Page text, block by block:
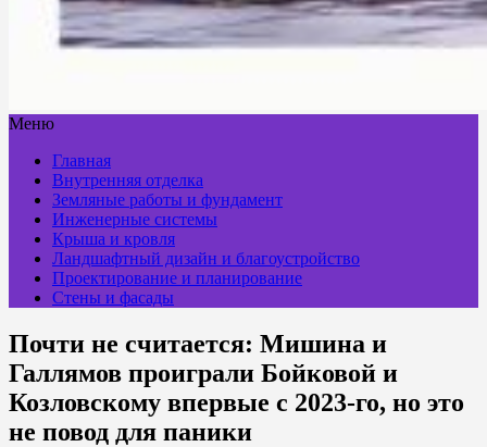
Меню
Главная
Внутренняя отделка
Земляные работы и фундамент
Инженерные системы
Крыша и кровля
Ландшафтный дизайн и благоустройство
Проектирование и планирование
Стены и фасады
Почти не считается: Мишина и
Галлямов проиграли Бойковой и
Козловскому впервые с 2023-го, но это
не повод для паники